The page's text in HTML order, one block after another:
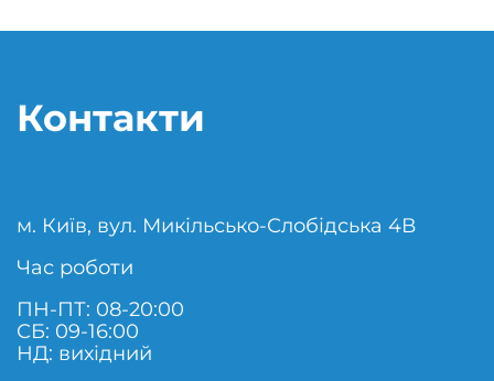
Контакти
м. Київ, вул. Микільсько-Слобідська 4В
Час роботи
ПН-ПТ: 08-20:00
СБ: 09-16:00
НД: вихідний